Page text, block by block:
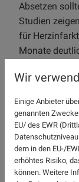
Absetzen
Studien
für
Monate
Was
LDL-
Wir
Einige Anbieter
genannten
EU/ des EWR
dem in den EU-/
erhöhtes Risiko,
können. Weitere